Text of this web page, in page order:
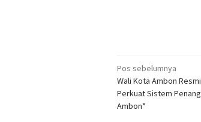
Navigasi
pos
Pos sebelumnya
Wali Kota Ambon
Perkuat Sistem
Ambon*